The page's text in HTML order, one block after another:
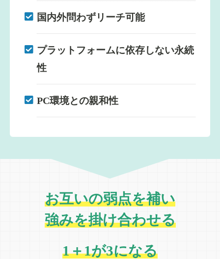
国内外問わずリーチ可能
プラットフォームに依存しない永続
性
PC環境との親和性
お互いの弱点を補い
強みを掛け合わせる
1＋1が3になる